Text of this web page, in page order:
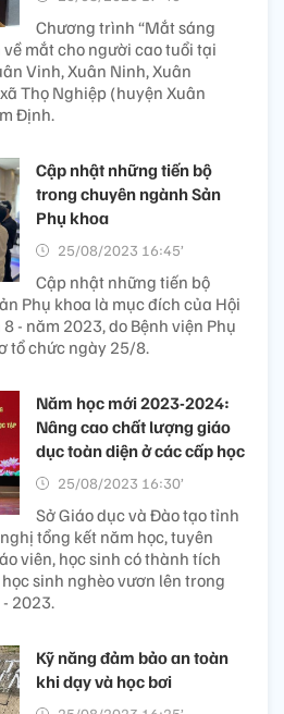
Chương trình “Mắt sáng
mắt cho người cao tuổi tại
Vinh, Xuân Ninh, Xuân
Thọ Nghiệp (huyện Xuân
Định.
Cập nhật những tiến bộ
trong chuyên ngành Sản
Phụ khoa
25/08/2023 16:45’
Cập nhật những tiến bộ
Phụ khoa là mục đích của Hội
- năm 2023, do Bệnh viện Phụ
tổ chức ngày 25/8.
Năm học mới 2023-2024:
Nâng cao chất lượng giáo
dục toàn diện ở các cấp học
25/08/2023 16:30’
Sở Giáo dục và Đào tạo tỉnh
tổng kết năm học, tuyên
viên, học sinh có thành tích
sinh nghèo vươn lên trong
2023.
Kỹ năng đảm bảo an toàn
khi dạy và học bơi